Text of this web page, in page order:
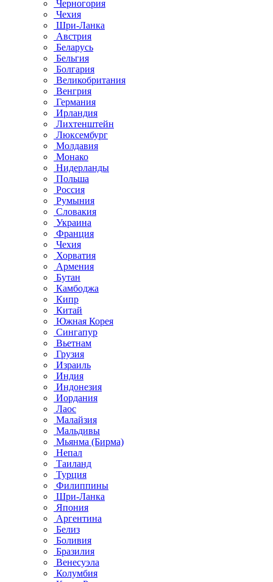
Черногория
Чехия
Шри-Ланка
Австрия
Беларусь
Бельгия
Болгария
Великобритания
Венгрия
Германия
Ирландия
Лихтенштейн
Люксембург
Молдавия
Монако
Нидерланды
Польша
Россия
Румыния
Словакия
Украина
Франция
Чехия
Хорватия
Армения
Бутан
Камбоджа
Кипр
Китай
Южная Корея
Сингапур
Вьетнам
Грузия
Израиль
Индия
Индонезия
Иордания
Лаос
Малайзия
Мальдивы
Мьянма (Бирма)
Непал
Таиланд
Турция
Филиппины
Шри-Ланка
Япония
Аргентина
Белиз
Боливия
Бразилия
Венесуэла
Колумбия